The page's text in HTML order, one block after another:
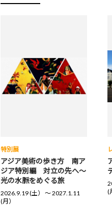
特別展
アジア美術の歩き方 南ア
ジア特別編 対立の先へ～
光の水脈をめぐる旅
2026.9.19 (土） 〜 2027.1.11
(月）
(